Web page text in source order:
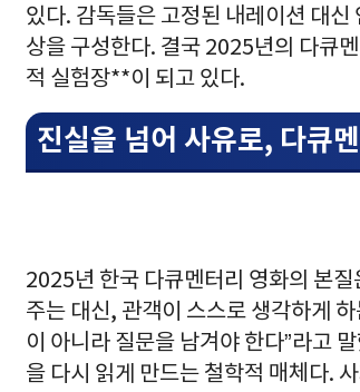
있다. 감독들은 고정된 내레이션 대
상을 구성한다. 결국 2025년의 다큐
적 실험장**이 되고 있다.
진실을 넘어 사유로, 다큐
2025년 한국 다큐멘터리 영화의 본질
주는 대신, 관객이 스스로 생각하게
이 아니라 질문을 남겨야 한다”라고
을 다시 읽게 만드는 철학적 매체다.